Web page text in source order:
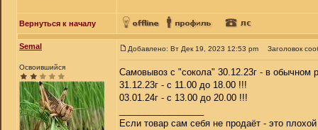
Вернуться к началу
Semal
Освоившийся
Добавлено: Вт Дек 19, 2023 12:53 pm Заголовок
Самовывоз с "сокола" 30.12.23г - в обычном
31.12.23г - с 11.00 до 18.00 !!!
03.01.24г - с 13.00 до 20.00 !!!
Если товар сам себя не продаёт - это